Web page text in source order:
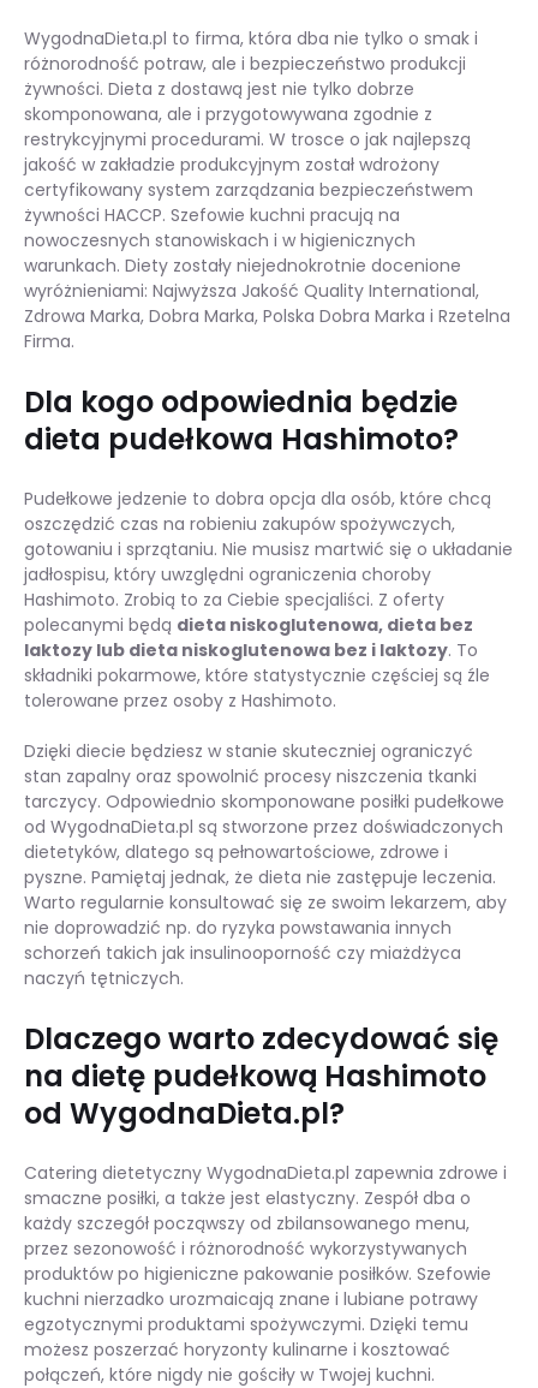
WygodnaDieta.pl to firma, która dba nie tylko o smak i
różnorodność potraw, ale i bezpieczeństwo produkcji
żywności. Dieta z dostawą jest nie tylko dobrze
skomponowana, ale i przygotowywana zgodnie z
restrykcyjnymi procedurami. W trosce o jak najlepszą
jakość w zakładzie produkcyjnym został wdrożony
certyfikowany system zarządzania bezpieczeństwem
żywności HACCP. Szefowie kuchni pracują na
nowoczesnych stanowiskach i w higienicznych
warunkach. Diety zostały niejednokrotnie docenione
wyróżnieniami: Najwyższa Jakość Quality International,
Zdrowa Marka, Dobra Marka, Polska Dobra Marka i Rzetelna
Firma.
Dla kogo odpowiednia będzie
dieta pudełkowa Hashimoto?
Pudełkowe jedzenie to dobra opcja dla osób, które chcą
oszczędzić czas na robieniu zakupów spożywczych,
gotowaniu i sprzątaniu. Nie musisz martwić się o układanie
jadłospisu, który uwzględni ograniczenia choroby
Hashimoto. Zrobią to za Ciebie specjaliści. Z oferty
polecanymi będą dieta niskoglutenowa, dieta bez
laktozy lub dieta niskoglutenowa bez i laktozy. To
składniki pokarmowe, które statystycznie częściej są źle
tolerowane przez osoby z Hashimoto.
Dzięki diecie będziesz w stanie skuteczniej ograniczyć
stan zapalny oraz spowolnić procesy niszczenia tkanki
tarczycy. Odpowiednio skomponowane posiłki pudełkowe
od WygodnaDieta.pl są stworzone przez doświadczonych
dietetyków, dlatego są pełnowartościowe, zdrowe i
pyszne. Pamiętaj jednak, że dieta nie zastępuje leczenia.
Warto regularnie konsultować się ze swoim lekarzem, aby
nie doprowadzić np. do ryzyka powstawania innych
schorzeń takich jak insulinooporność czy miażdżyca
naczyń tętniczych.
Dlaczego warto zdecydować się
na dietę pudełkową Hashimoto
od WygodnaDieta.pl?
Catering dietetyczny WygodnaDieta.pl zapewnia zdrowe i
smaczne posiłki, a także jest elastyczny. Zespół dba o
każdy szczegół począwszy od zbilansowanego menu,
przez sezonowość i różnorodność wykorzystywanych
produktów po higieniczne pakowanie posiłków. Szefowie
kuchni nierzadko urozmaicają znane i lubiane potrawy
egzotycznymi produktami spożywczymi. Dzięki temu
możesz poszerzać horyzonty kulinarne i kosztować
połączeń, które nigdy nie gościły w Twojej kuchni.